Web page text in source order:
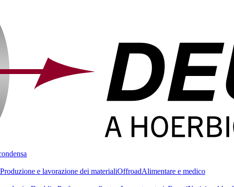
Produzione e lavorazione dei materialiOffroadAlimentare e medico